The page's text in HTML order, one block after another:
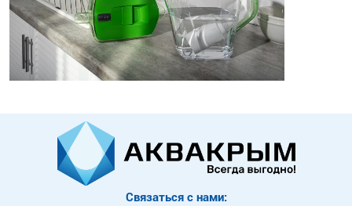
Связаться с нами: